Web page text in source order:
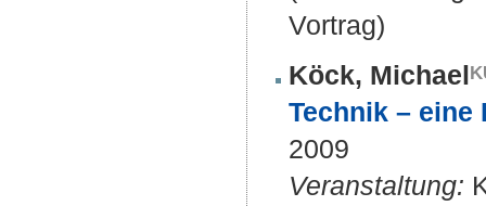
Vortrag)
Köck, Michael
Technik – eine
2009
Veranstaltung: